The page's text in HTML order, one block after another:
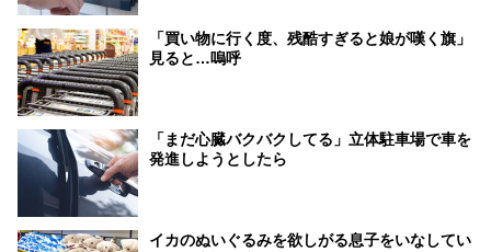
「買い物に行く度、残酷すぎると娘が嘆く旗」
見ると…嗚呼
「まだ心臓バクバクしてる」立体駐車場で車を
発進しようとしたら
イカのぬいぐるみを欲しがる息子をいなしてい